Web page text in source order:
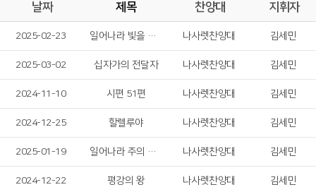
날짜 제목 찬양대 지휘자
2025-02-23 일어나라 빛을 발하라 나사렛찬양대 김세민
2025-03-02 십자가의 전달자 나사렛찬양대 김세민
2024-11-10 시편 51편 나사렛찬양대 김세민
2024-12-25 할렐루야 나사렛찬양대 김세민
2025-01-19 일어나라 주의 백성들 나사렛찬양대 김세민
2024-12-22 평강의 왕 나사렛찬양대 김세민